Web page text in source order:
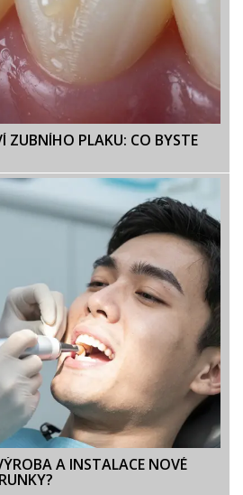
ZUBNÍHO PLAKU: CO BYSTE
A INSTALACE NOVÉ